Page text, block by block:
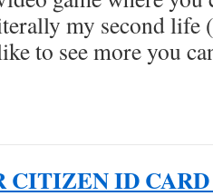
my second
to see more you
CITIZEN ID